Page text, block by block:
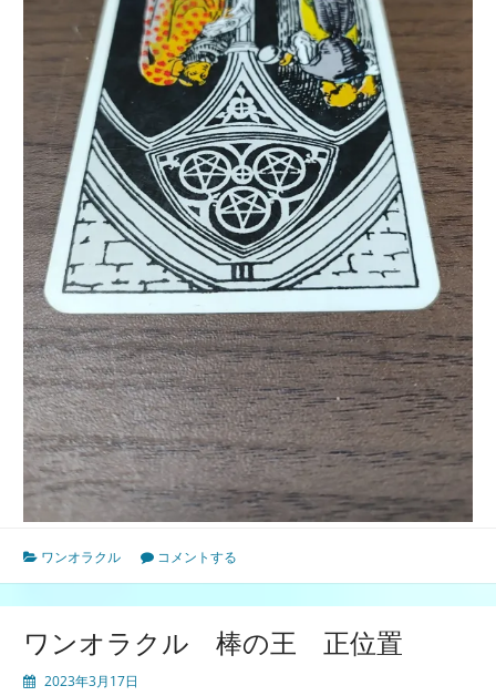
ワンオラクル コメントする
ワンオラクル 棒の王 正位置
2023年3月17日